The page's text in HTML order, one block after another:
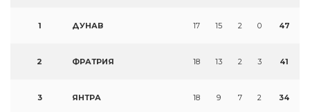
1 ДУНАВ 17 15 2 0 47
2 ФРАТРИЯ 18 13 2 3 41
3 ЯНТРА 18 9 7 2 34